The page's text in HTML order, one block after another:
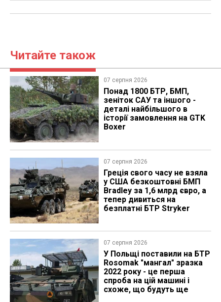
Читайте також
07 серпня 2026
Понад 1800 БТР, БМП,
зеніток САУ та іншого -
деталі найбільшого в
історії замовлення на GTK
Boxer
07 серпня 2026
Греція свого часу не взяла
у США безкоштовні БМП
Bradley за 1,6 млрд євро, а
тепер дивиться на
безплатні БТР Stryker
07 серпня 2026
У Польщі поставили на БТР
Rosomak "мангал" зразка
2022 року - це перша
спроба на цій машині і
схоже, що будуть ще